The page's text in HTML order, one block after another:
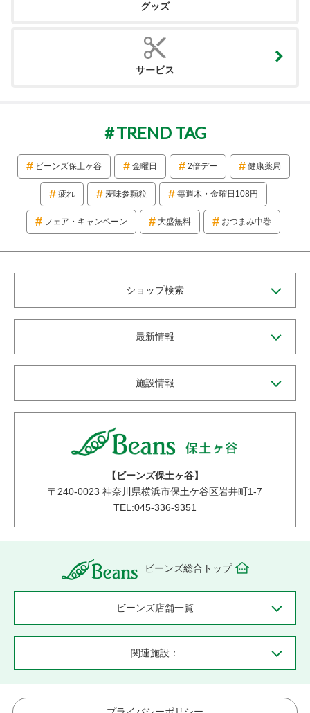
グッズ
サービス
TREND TAG
ビーンズ保土ヶ谷 金曜日 2倍デー 健康薬局
疲れ 麦味参顆粒 毎週木・金曜日108円
フェア・キャンペーン 大盛無料 おつまみ中巻
ショップ検索
最新情報
施設情報
【ビーンズ保土ヶ谷】
〒 240-0023 神奈川県横浜市保土ケ谷区岩井町1-7
TEL:045-336-9351
ビーンズ総合トップ
ビーンズ店舗一覧
関連施設：